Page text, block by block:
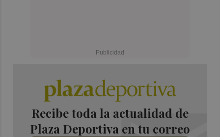
Recibe toda la actualidad de
Plaza Deportiva en tu correo